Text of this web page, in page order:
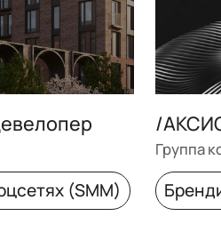
(SMM)
/
Группа